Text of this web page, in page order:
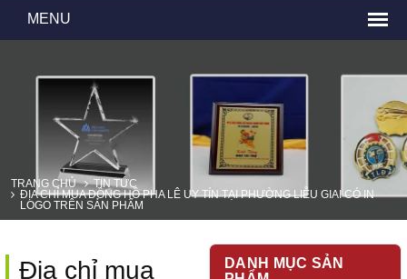
TRANG CHỦ
TIN TỨC
ĐỊA CHỈ MUA ĐỒNG HỒ PHA LÊ UY TÍN TẠI PHƯỜNG LIỄU GIAI CÓ IN
LOGO TRÊN SẢN PHẨM
Địa chỉ mua
DANH MỤC SẢN